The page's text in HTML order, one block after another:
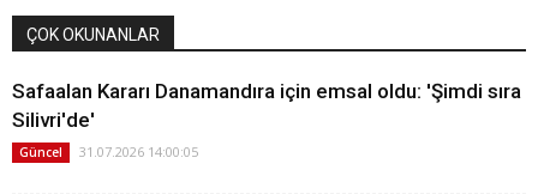
ÇOK OKUNANLAR
Safaalan Kararı Danamandıra için emsal oldu: 'Şimdi sıra
Silivri'de'
Güncel 31.07.2026 14:00:05